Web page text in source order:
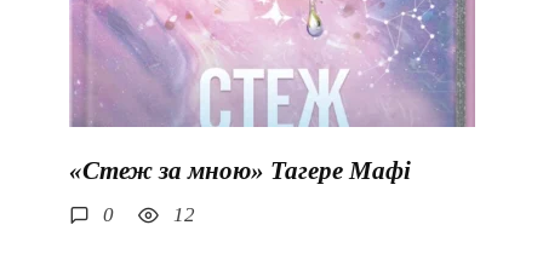
«Стеж за мною» Тагере Мафі
0 12